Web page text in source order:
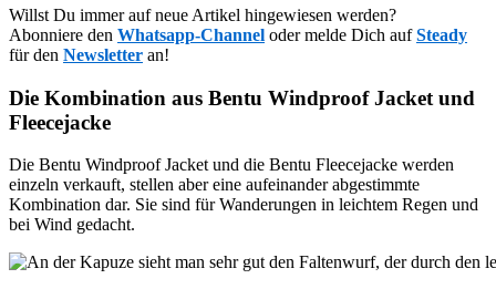
Willst Du immer auf neue Artikel hingewiesen werden?
Abonniere den Whatsapp-Channel oder melde Dich aufSteady
für den Newsletter an!
Die Kombination aus Bentu Windproof Jacket und
Fleecejacke
Die Bentu Windproof Jacket und die Bentu Fleecejacke werden
einzeln verkauft, stellen aber eine aufeinander abgestimmte
Kombination dar. Sie sind für Wanderungen in leichtem Regen und
bei Wind gedacht.